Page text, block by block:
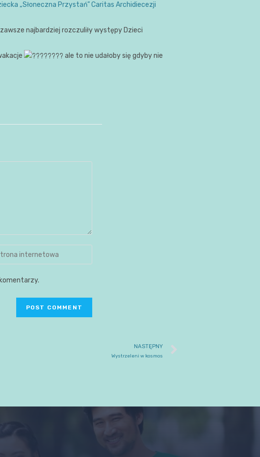
„Słoneczna Przystań” Caritas Archidiecezji
zawsze najbardziej rozczuliły występy Dzieci
ale to nie udałoby się gdyby nie
NASTĘPNY
Wystrzeleni w kosmos